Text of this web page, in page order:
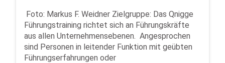
­ Foto: Markus F. Weidner Zielgruppe: Das Qnigge
Führungstraining richtet sich an Führungskräfte
aus allen Unternehmensebenen. Angesprochen
sind Personen in leitender Funktion mit geübten
Führungserfahrungen oder